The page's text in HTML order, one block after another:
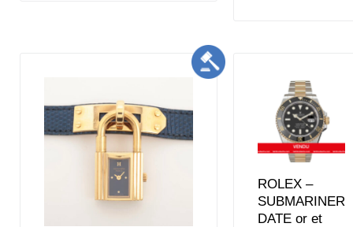
ROLEX –
SUBMARINER
DATE or et